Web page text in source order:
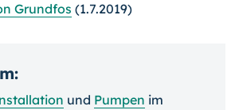
Grundfos (1.7.2019)
und Pumpen im